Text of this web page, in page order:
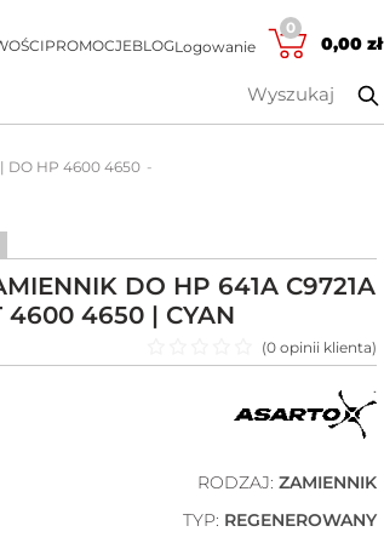
PROMOCJEBLOGLogowanie
0
0,00 zł
| DO HP 4600 4650
DO HP 641A C9721A
4600 4650 | CYAN
Oceniono
(0 opinii klienta)
RODZAJ: ZAMIENNIK
TYP: REGENEROWANY